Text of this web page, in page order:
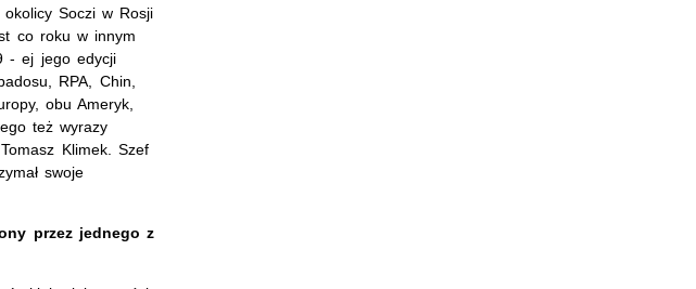
okolicy Soczi w Rosji
co roku w innym
- ej jego edycji
RPA, Chin,
obu Ameryk,
też wyrazy
Klimek. Szef
swoje
przez jednego z